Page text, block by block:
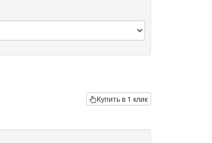
Купить в 1 клик